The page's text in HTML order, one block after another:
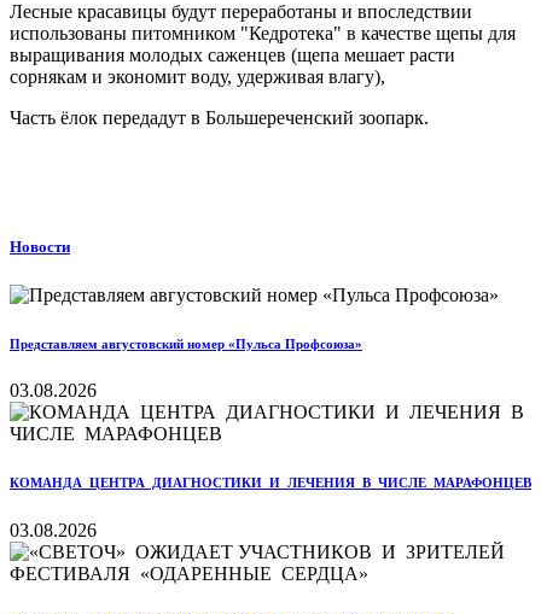
Лесные красавицы будут переработаны и впоследствии
использованы питомником "Кедротека" в качестве щепы для
выращивания молодых саженцев (щепа мешает расти
сорнякам и экономит воду, удерживая влагу),
Часть ёлок передадут в Большереченский зоопарк.
Новости
Представляем августовский номер «Пульса Профсоюза»
03.08.2026
КОМАНДА ЦЕНТРА ДИАГНОСТИКИ И ЛЕЧЕНИЯ В ЧИСЛЕ МАРАФОНЦЕВ
03.08.2026